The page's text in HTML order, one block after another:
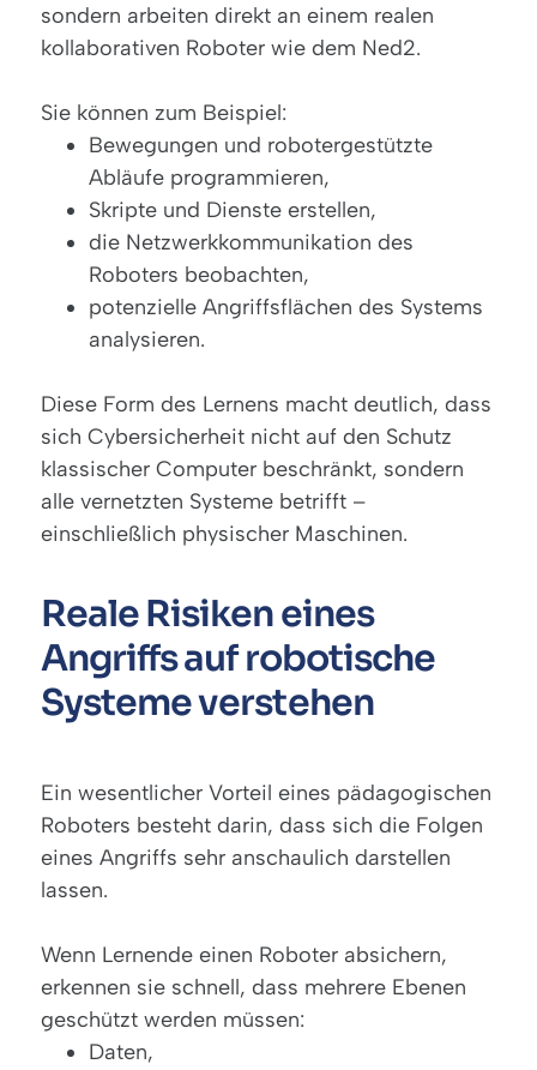
sondern arbeiten direkt an einem realen
kollaborativen Roboter wie dem Ned2.
Sie können zum Beispiel:
Bewegungen und robotergestützte
Abläufe programmieren,
Skripte und Dienste erstellen,
die Netzwerkkommunikation des
Roboters beobachten,
potenzielle Angriffsflächen des Systems
analysieren.
Diese Form des Lernens macht deutlich, dass
sich Cybersicherheit nicht auf den Schutz
klassischer Computer beschränkt, sondern
alle vernetzten Systeme betrifft –
einschließlich physischer Maschinen.
Reale Risiken eines
Angriffs auf robotische
Systeme verstehen
Ein wesentlicher Vorteil eines pädagogischen
Roboters besteht darin, dass sich die Folgen
eines Angriffs sehr anschaulich darstellen
lassen.
Wenn Lernende einen Roboter absichern,
erkennen sie schnell, dass mehrere Ebenen
geschützt werden müssen:
Daten,